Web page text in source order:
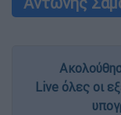
Live όλες οι